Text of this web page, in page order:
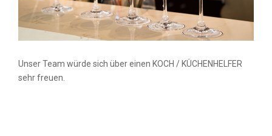
Unser Team würde sich über einen KOCH / KÜCHENHELFER
sehr freuen.